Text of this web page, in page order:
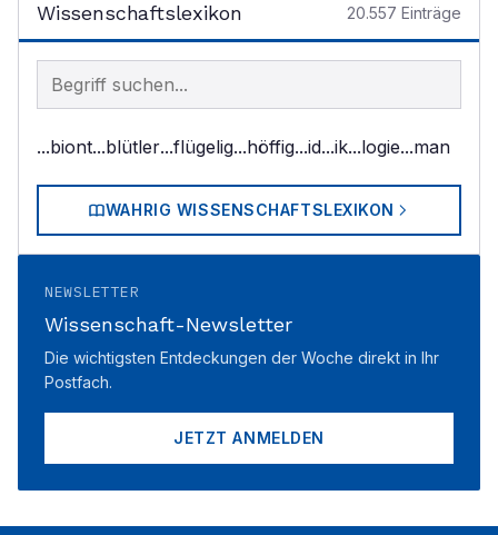
Wissenschaftslexikon 20.557 Einträge
Begriff im Lexikon suchen
...biont...blütler...flügelig...höffig...id...ik...logie...man
WAHRIG WISSENSCHAFTSLEXIKON
NEWSLETTER
Wissenschaft-Newsletter
Die wichtigsten Entdeckungen der Woche direkt in Ihr
Postfach.
JETZT ANMELDEN